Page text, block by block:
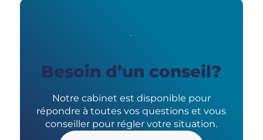
Besoin d’un conseil?
Notre cabinet est disponible pour
répondre à toutes vos questions et vous
conseiller pour régler votre situation.